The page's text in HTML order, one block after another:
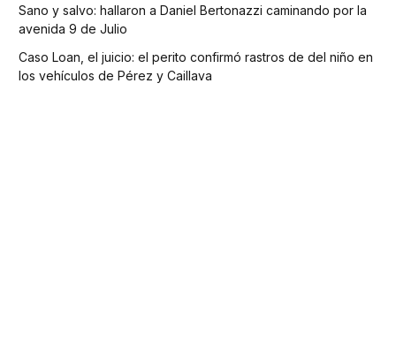
Sano y salvo: hallaron a Daniel Bertonazzi caminando por la
avenida 9 de Julio
Caso Loan, el juicio: el perito confirmó rastros de del niño en
los vehículos de Pérez y Caillava